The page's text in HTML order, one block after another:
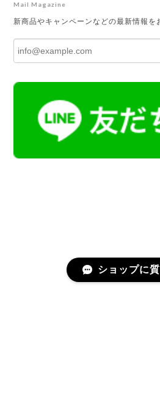
Mail Magazine
新商品やキャンペーンなどの最新情報を
ショップに